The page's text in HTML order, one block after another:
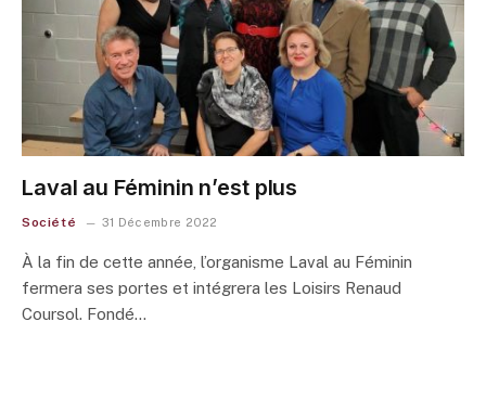
Laval au Féminin n’est plus
Société 31 Décembre 2022
À la fin de cette année, l’organisme Laval au Féminin
fermera ses portes et intégrera les Loisirs Renaud
Coursol. Fondé…